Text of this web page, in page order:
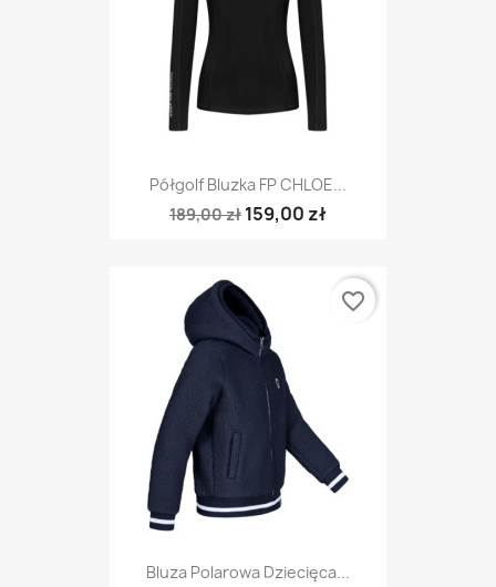
Półgolf Bluzka FP CHLOE...
189,00 zł 159,00 zł
Bluza Polarowa Dziecięca...
favorite_border